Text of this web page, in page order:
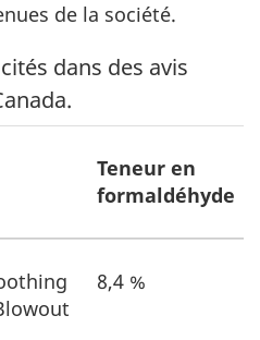
de la société.
dans des avis
Teneur en
formaldéhyde
8,4 %